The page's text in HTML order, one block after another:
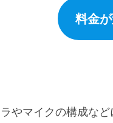
料金
やマイクの構成な